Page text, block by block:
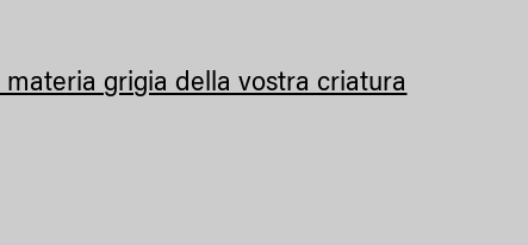
grigia della vostra criatura